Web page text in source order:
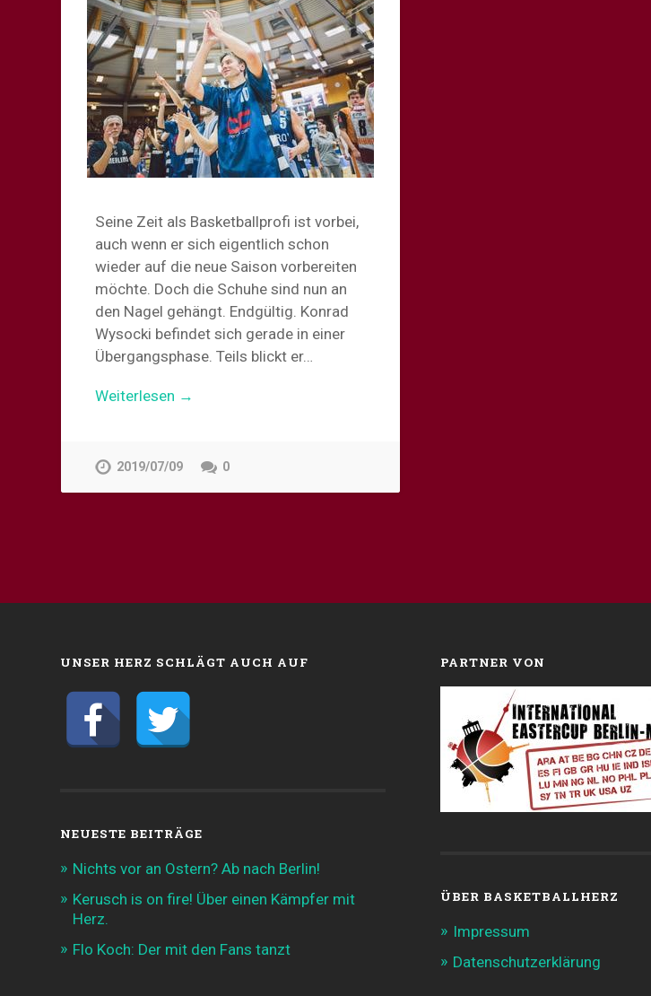
Seine Zeit als Basketballprofi ist vorbei,
auch wenn er sich eigentlich schon
wieder auf die neue Saison vorbereiten
möchte. Doch die Schuhe sind nun an
den Nagel gehängt. Endgültig. Konrad
Wysocki befindet sich gerade in einer
Übergangsphase. Teils blickt er…
Weiterlesen →
2019/07/09 0
UNSER HERZ SCHLÄGT AUCH AUF
NEUESTE BEITRÄGE
Nichts vor an Ostern? Ab nach Berlin!
Kerusch is on fire! Über einen Kämpfer mit
Herz.
Flo Koch: Der mit den Fans tanzt
PARTNER VON
ÜBER BASKETBALLHERZ
Impressum
Datenschutzerklärung